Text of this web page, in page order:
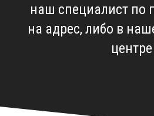
наш специалист по
на адрес, либо в
центре